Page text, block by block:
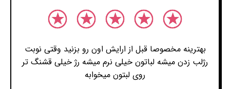
بهترینه مخصوصا قبل از ارایش اون رو بزنید وقتی نوبت
رژلب زدن میشه لباتون خیلی نرم میشه رژ خیلی قشنگ تر
روی لبتون میخوابه